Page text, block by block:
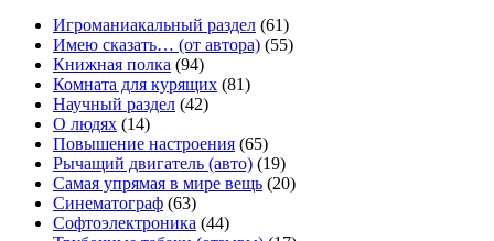
Игроманиакальный раздел (61)
Имею сказать… (от автора) (55)
Книжная полка (94)
Комната для курящих (81)
Научный раздел (42)
О людях (14)
Повышение настроения (65)
Рычащий двигатель (авто) (19)
Самая упрямая в мире вещь (20)
Синематограф (63)
Софтоэлектроника (44)